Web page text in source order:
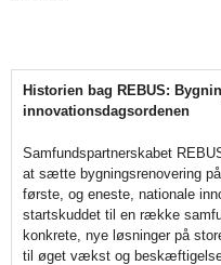
Historien bag REBUS:
innovationsdagsordenen
Samfundspartnerskabet
at sætte bygningsrenovering
første, og eneste, nationale
startskuddet til en række
konkrete, nye løsninger på
til øget vækst og